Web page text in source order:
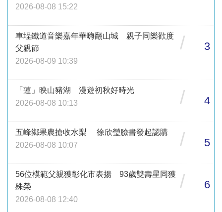
2026-08-08 15:22
車埕鐵道音樂嘉年華嗨翻山城 親子同樂歡度
父親節
2026-08-09 10:39
/ 3
「蓮」映山豬湖 漫遊初秋好時光
2026-08-08 10:13
/ 4
五峰鄉果農搶收水梨 徐欣瑩臉書發起認購
2026-08-08 10:07
/ 5
56位模範父親獲彰化市表揚 93歲雙壽星同獲
殊榮
2026-08-08 12:40
/ 6